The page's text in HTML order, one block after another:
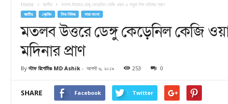
Home জাতীয় মতলব উত্তরে ডেঙ্গু কেড়েনিল কেজি ওয়ান এ পড়ুয়া শিশু মদিনার প্রাণ
জাতীয় ব্রেকিং লিড নিউজ সারা বাংলা
মতলব উত্তরে ডেঙ্গু কেড়েনিল কেজি
মদিনার প্রাণ
By স্টাফ রিপোর্টারঃ MD Ashik - আগস্ট ৬, ২০১৯ 253 0
SHARE Facebook Twitter